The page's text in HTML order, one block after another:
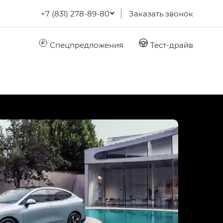
+7 (831) 278-89-80 Заказать звонок
Спецпредложения Тест-драйв